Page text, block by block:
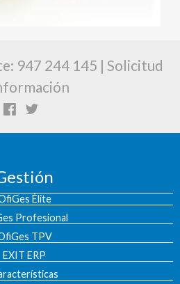
947 244 145 | Solicitud
Élite
Profesional
TPV
EXIT ERP